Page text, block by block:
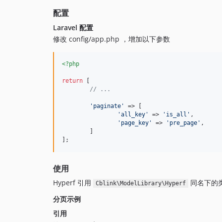
配置
Laravel 配置
修改 config/app.php ，增加以下参数
<?php
return
// ...
' paginate '
=> [
'all_key ' => ' is_all ' ,
' page_key ' => ' pre_page ' ,
];
使用
Hyperf 引用 Cblink\ModelLibrary\Hyperf
同名下的
分页示例
引用